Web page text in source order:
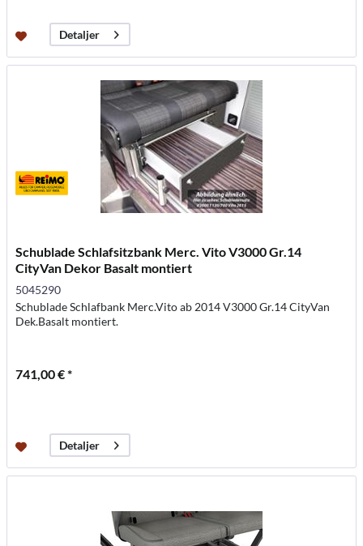
Detaljer
Schublade Schlafsitzbank Merc. Vito V3000 Gr.14
CityVan Dekor Basalt montiert
5045290
Schublade Schlafbank Merc.Vito ab 2014 V3000 Gr.14 CityVan
Dek.Basalt montiert.
741,00 € *
Detaljer